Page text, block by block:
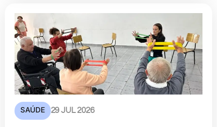
SAÚDE 29 JUL 2026